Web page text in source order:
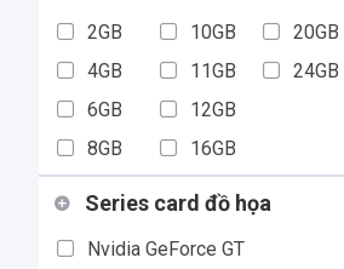
2GB
4GB
6GB
8GB
10GB
11GB
12GB
16GB
20GB
24GB
Series card đồ họa
Nvidia GeForce GT